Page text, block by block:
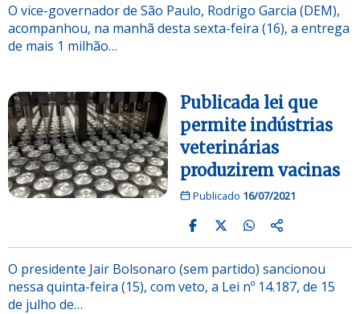
O vice-governador de São Paulo, Rodrigo Garcia (DEM),
acompanhou, na manhã desta sexta-feira (16), a entrega
de mais 1 milhão…
Publicada lei que
permite indústrias
veterinárias
produzirem vacinas
Publicado 16/07/2021
O presidente Jair Bolsonaro (sem partido) sancionou
nessa quinta-feira (15), com veto, a Lei nº 14.187, de 15
de julho de…